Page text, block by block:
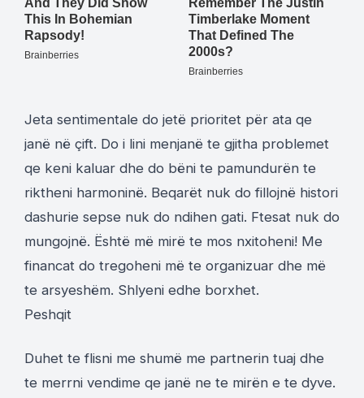
Jeta sentimentale do jetë prioritet për ata qe
janë në çift. Do i lini menjanë te gjitha problemet
qe keni kaluar dhe do bëni te pamundurën te
riktheni harmoninë. Beqarët nuk do fillojnë histori
dashurie sepse nuk do ndihen gati. Ftesat nuk do
mungojnë. Është më mirë te mos nxitoheni! Me
financat do tregoheni më te organizuar dhe më
te arsyeshëm. Shlyeni edhe borxhet.
Peshqit
Duhet te flisni me shumë me partnerin tuaj dhe
te merrni vendime qe janë ne te mirën e te dyve.